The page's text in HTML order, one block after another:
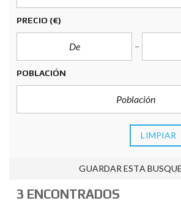
PRECIO (€)
POBLACIÓN
Población
LIMPIAR
GUARDAR ESTA
3 ENCONTRADOS